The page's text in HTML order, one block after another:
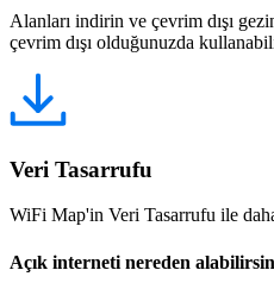
Alanları indirin ve çevrim dışı
çevrim dışı olduğunuzda
Veri Tasarrufu
WiFi Map'in Veri Tasarrufu ile daha
Açık interneti nereden